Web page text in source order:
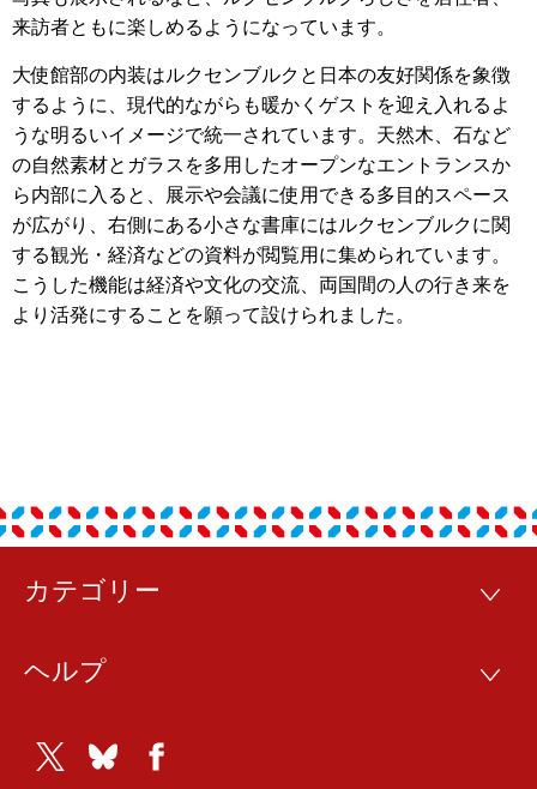
来訪者ともに楽しめるようになっています。
大使館部の内装はルクセンブルクと日本の友好関係を象徴
するように、現代的ながらも暖かくゲストを迎え入れるよ
うな明るいイメージで統一されています。天然木、石など
の自然素材とガラスを多用したオープンなエントランスか
ら内部に入ると、展示や会議に使用できる多目的スペース
が広がり、右側にある小さな書庫にはルクセンブルクに関
する観光・経済などの資料が閲覧用に集められています。
こうした機能は経済や文化の交流、両国間の人の行き来を
より活発にすることを願って設けられました。
フ
タ
ー
カテゴリー
カ
リ
ヘルプ
ヘ
Twitter Bluesky